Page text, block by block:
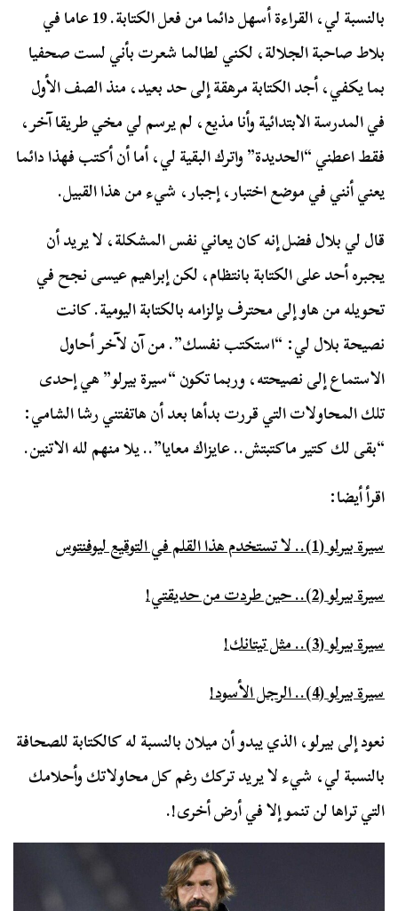
بالنسبة لي، القراءة أسهل دائما من فعل الكتابة. 19 عاما في
بلاط صاحبة الجلالة، لكني لطالما شعرت بأني لست صحفيا
بما يكفي، أجد الكتابة مرهقة إلى حد بعيد، منذ الصف الأول
في المدرسة الابتدائية وأنا مذيع، لم يرسم لي مخي طريقا آخر،
فقط اعطني “الحديدة” واترك البقية لي، أما أن أكتب فهذا دائما
يعني أنني في موضع اختبار، إجبار، شيء من هذا القبيل.
قال لي بلال فضل إنه كان يعاني نفس المشكلة، لا يريد أن
يجبره أحد على الكتابة بانتظام، لكن إبراهيم عيسى نجح في
تحويله من هاو إلى محترف بإلزامه بالكتابة اليومية. كانت
نصيحة بلال لي: “استكتب نفسك”. من آن لآخر أحاول
الاستماع إلى نصيحته، وربما تكون “سيرة بيرلو” هي إحدى
تلك المحاولات التي قررت بدأها بعد أن هاتفتني رشا الشامي:
“بقى لك كتير ماكتبتش.. عايزاك معايا”.. يلا منهم لله الاتنين.
اقرأ أيضا:
سيرة بيرلو (1).. لا تستخدم هذا القلم في التوقيع ليوفنتوس
سيرة بيرلو (2).. حين طردت من حديقتي!
سيرة بيرلو (3).. مثل تيتانك!
سيرة بيرلو (4).. الرجل الأسود!
نعود إلى بيرلو، الذي يبدو أن ميلان بالنسبة له كالكتابة للصحافة
بالنسبة لي، شيء لا يريد تركك رغم كل محاولاتك وأحلامك
التي تراها لن تنمو إلا في أرض أخرى!.